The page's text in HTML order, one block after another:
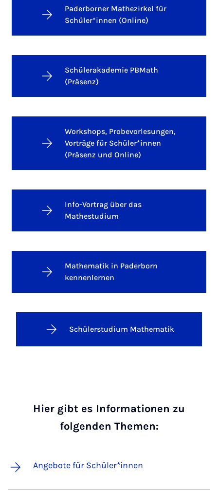
Paderborner Mathezirkel für
Schüler*innen (Online)
Schülerakademie PBMath
(Präsenz)
Workshops, Probevorlesungen,
Vorträge für Schüler*innen
(Präsenz und Online)
Info-Vortrag über das
Mathestudium
Mathematik in Paderborn
kennenlernen
Schülerstudium Mathematik
Hier gibt es Informationen zu
folgenden Themen:
Angebote für Schüler*innen